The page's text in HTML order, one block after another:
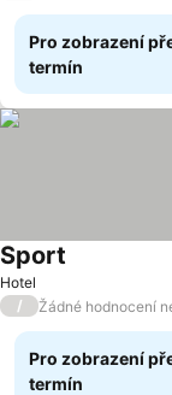
Pro zobrazení
termín
Hotel
Sport
/ Žádné hodnocení
Pro zobrazení
termín